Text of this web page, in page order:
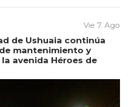
Vie 7. Ago
de Ushuaia continúa
mantenimiento y
avenida Héroes de